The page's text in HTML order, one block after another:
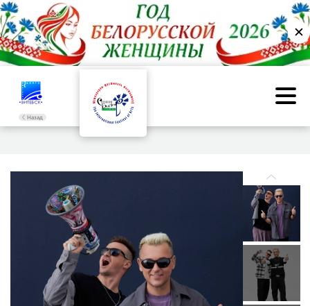
✕
Назад